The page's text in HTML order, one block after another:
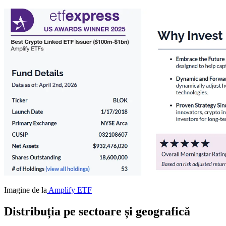
Imagine de la Amplify ETF
Distribuția pe sectoare și geografică